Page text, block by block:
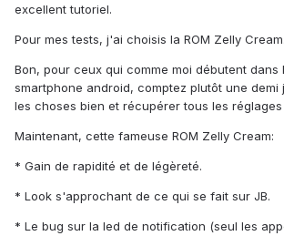
excellent tutoriel.
Pour mes tests, j'ai choisis la ROM Zelly Cream.
Bon, pour ceux qui comme moi débutent dans
smartphone android, comptez plutôt une
les choses bien et récupérer tous les réglages
Maintenant, cette fameuse ROM Zelly Cream:
* Gain de rapidité et de légèreté.
* Look s'approchant de ce qui se fait sur JB.
* Le bug sur la led de notification (seul les